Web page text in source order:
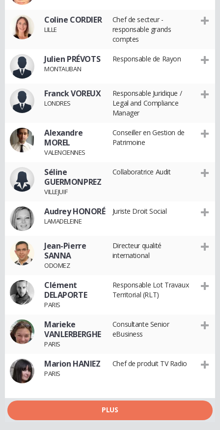
Coline CORDIER
LILLE
Chef de secteur -
responsable grands
comptes
Julien PRÉVOTS
MONTAUBAN
Responsable de Rayon
Franck VOREUX
LONDRES
Responsable Juridique /
Legal and Compliance
Manager
Alexandre
MOREL
VALENCIENNES
Conseiller en Gestion de
Patrimoine
Séline
GUERMONPREZ
VILLEJUIF
Collaboratrice Audit
Audrey HONORÉ
LAMADELEINE
Juriste Droit Social
Jean-Pierre
SANNA
ODOMEZ
Directeur qualité
international
Clément
DELAPORTE
PARIS
Responsable Lot Travaux
Territorial (RLT)
Marieke
VANLERBERGHE
PARIS
Consultante Senior
eBusiness
Marion HANIEZ
PARIS
Chef de produit TV Radio
PLUS